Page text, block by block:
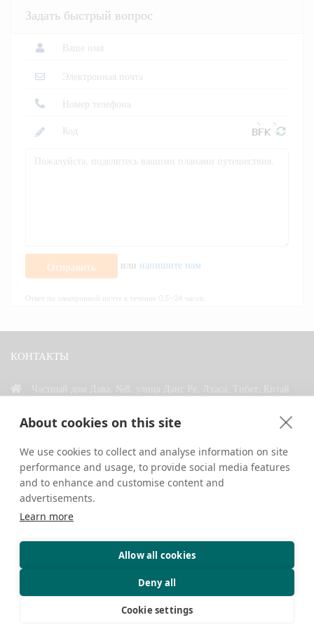
About cookies on this site
We use cookies to collect and analyse information on site
performance and usage, to provide social media features
and to enhance and customise content and
advertisements.
Learn more
Allow all cookies
Deny all
Cookie settings
Задать быстрый вопрос
Отправить или напишите нам
Ответ по электронной почте в течение 0.5~24 часов.
КОНТАКТЫ
СВЯЗАТЬСЯ С НАМИ
Авторские права © 2026. Все права защищены.
Конфиденциальность